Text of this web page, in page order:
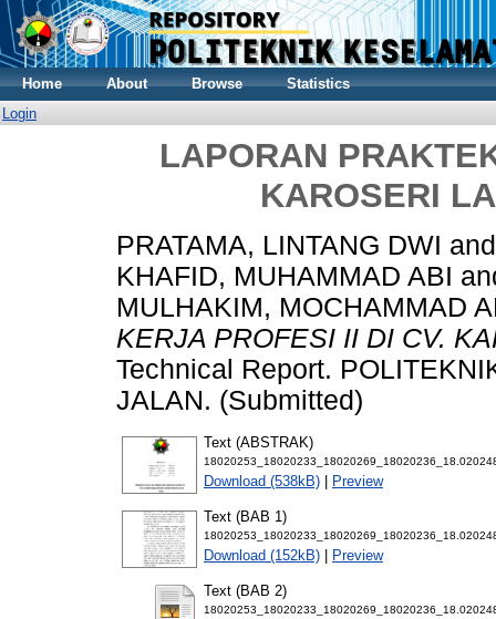
Home About Browse
Statistics
Login
LAPORAN
KAROSERI
PRATAMA, LINTANG DWI
KHAFID, MUHAMMAD ABI
MULHAKIM, MOCHAMMAD
KERJA PROFESI II DI CV.
Technical Report.
JALAN. (Submitted)
Text (ABSTRAK)
Download (538kB) Preview
Text (BAB 1)
Download (152kB) Preview
Text (BAB 2)